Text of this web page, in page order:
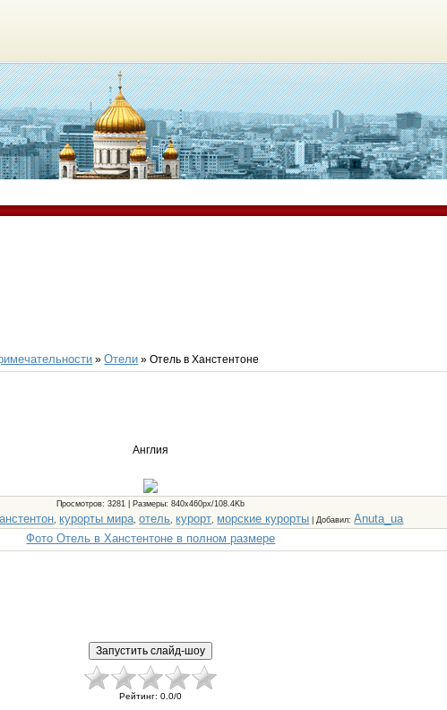
»Отели » Отель в Ханстентоне
Англия
Просмотров: 3281 | Размеры: 840x460px/108.4Kb
курорты мира ,отель курорт морские курорты Добавил:Anuta_ua
Фото Отель в Ханстентоне в полном размере
Рейтинг: 0.0/0